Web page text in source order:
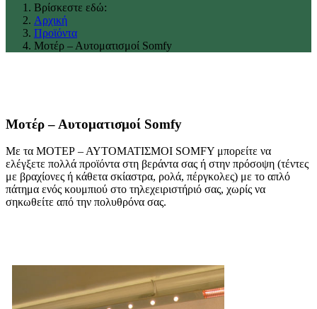
Βρίσκεστε εδώ:
Αρχική
Προϊόντα
Μοτέρ – Αυτοματισμοί Somfy
Μοτέρ – Αυτοματισμοί Somfy
Με τα ΜΟΤΕΡ – ΑΥΤΟΜΑΤΙΣΜΟΙ SOMFY μπορείτε να
ελέγξετε πολλά προϊόντα στη βεράντα σας ή στην πρόσοψη (τέντες
με βραχίονες ή κάθετα σκίαστρα, ρολά, πέργκολες) με το απλό
πάτημα ενός κουμπιού στο τηλεχειριστήριό σας, χωρίς να
σηκωθείτε από την πολυθρόνα σας.